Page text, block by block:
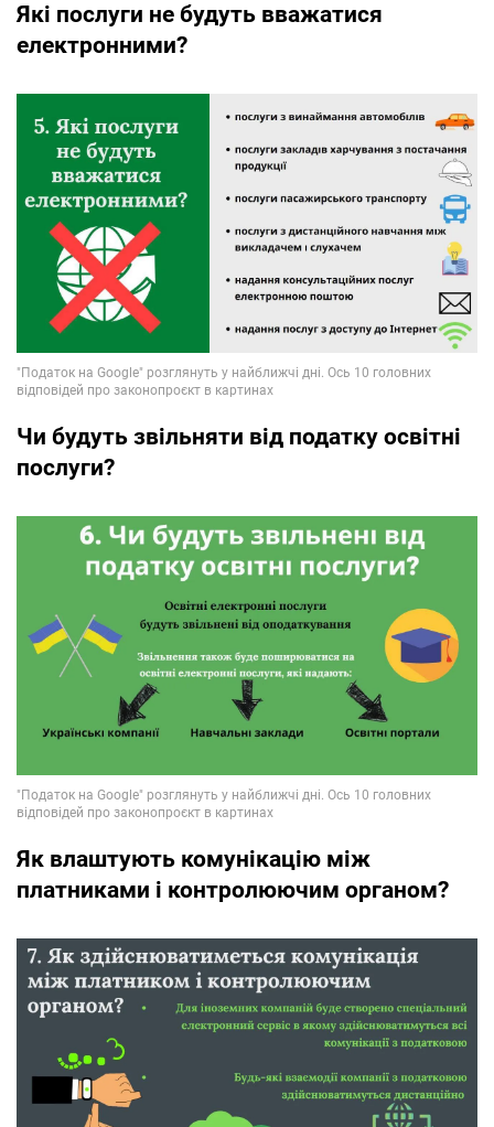
Які послуги не будуть вважатися
електронними?
Чи будуть звільняти від податку освітні
послуги?
Як влаштують комунікацію між
платниками і контролюючим органом?